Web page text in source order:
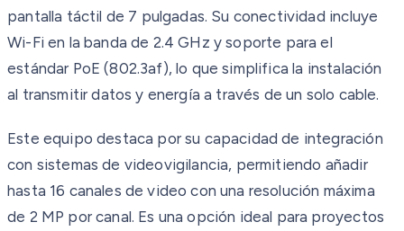
pantalla táctil de 7 pulgadas. Su conectividad incluye
Wi-Fi en la banda de 2.4 GHz y soporte para el
estándar PoE (802.3af), lo que simplifica la instalación
al transmitir datos y energía a través de un solo cable.
Este equipo destaca por su capacidad de integración
con sistemas de videovigilancia, permitiendo añadir
hasta 16 canales de video con una resolución máxima
de 2 MP por canal. Es una opción ideal para proyectos